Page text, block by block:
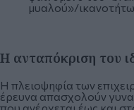
μυαλού»/
Η ανταπόκριση του
Η πλειοψηφία των
έρευνα απασχολούν